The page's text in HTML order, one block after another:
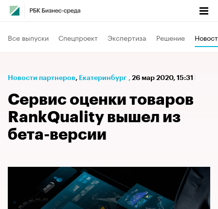
Все выпуски Спецпроект Экспертиза Решение
Новости партнеров⁠, Екатеринбург , 26 мар 2020, 15:31
Сервис оценки товаров
RankQuality вышел из
бета-версии